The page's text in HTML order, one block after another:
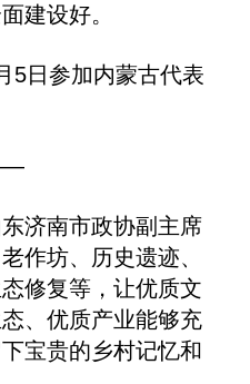
建设好。
参加内蒙古代表
济南市政协副主席
作坊、历史遗迹、
修复等，让优质文
、优质产业能够充
宝贵的乡村记忆和